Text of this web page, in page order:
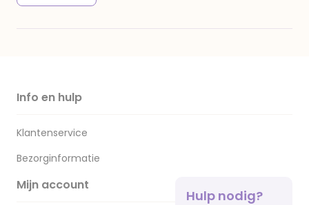
Info en hulp
Klantenservice
Bezorginformatie
Mijn account
Hulp nodig?